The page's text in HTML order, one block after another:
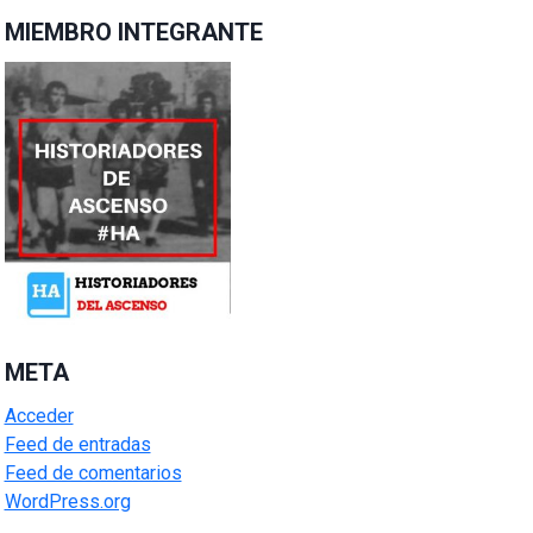
MIEMBRO INTEGRANTE
META
Acceder
Feed de entradas
Feed de comentarios
WordPress.org